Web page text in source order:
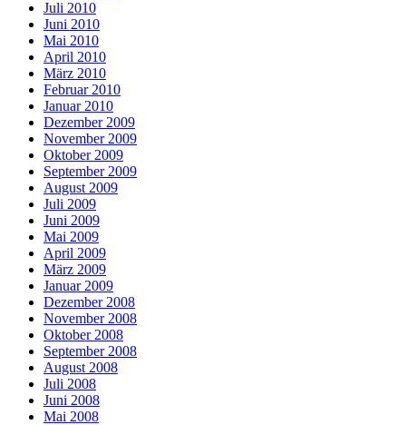
Juli 2010
Juni 2010
Mai 2010
April 2010
März 2010
Februar 2010
Januar 2010
Dezember 2009
November 2009
Oktober 2009
September 2009
August 2009
Juli 2009
Juni 2009
Mai 2009
April 2009
März 2009
Januar 2009
Dezember 2008
November 2008
Oktober 2008
September 2008
August 2008
Juli 2008
Juni 2008
Mai 2008